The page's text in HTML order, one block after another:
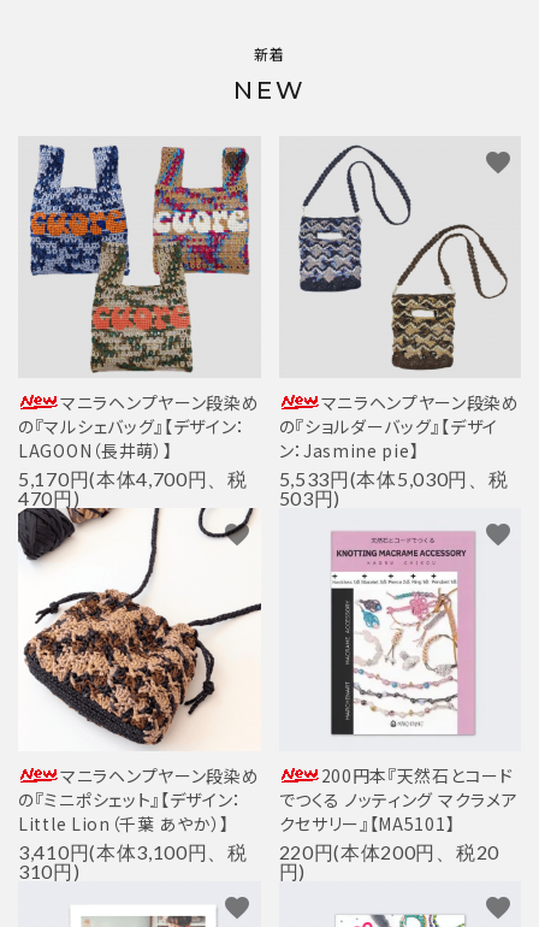
新着
NEW
マニラヘンプヤーン段染め
の『マルシェバッグ』【デザイン：
LAGOON（長井萌）】
5,170円(本体4,700円、税
470円)
favorite
マニラヘンプヤーン段染め
の『ショルダーバッグ』【デザイ
ン：Jasmine pie】
5,533円(本体5,030円、税
503円)
favorite
マニラヘンプヤーン段染め
の『ミニポシェット』【デザイン：
Little Lion（千葉 あやか）】
3,410円(本体3,100円、税
310円)
favorite
200円本『天然石とコード
でつくる ノッティング マクラメア
クセサリー』【MA5101】
220円(本体200円、税20
円)
favorite
favorite favorite